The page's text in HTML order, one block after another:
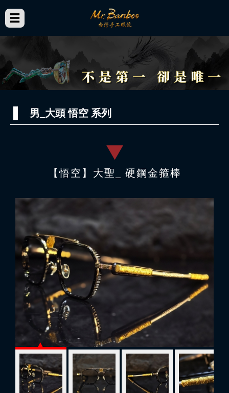
男_大頭 悟空 系列
【悟空】大聖_ 硬鋼金箍棒